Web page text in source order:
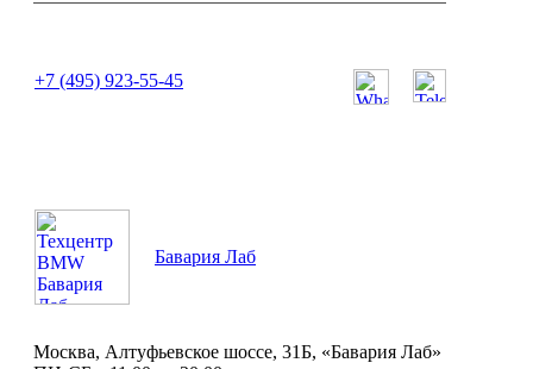
+7 (495) 923-55-45
Бавария Лаб
Москва, Алтуфьевское шоссе, 31Б, «Бавария Лаб»